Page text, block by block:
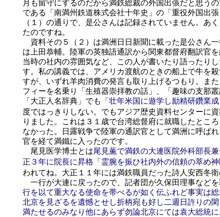
月も留守にするのだから満鉄総裁の外国出張だと思う
である「南満州鉄道株式会社十年史」の「重役外国出
（１）の通りで、是公さんは記録されていません。あ
たのですね。
資料その５（２）は満洲日日新聞に載った是公さん
は上田恭輔。陸軍の英独語通訳から関東都督府翻訳官
当時の社内の雰囲気など、この人が書いたり語ったり
す。私の講義では、アメリカ渡航のときの船上で牛を
すが、いずれ羊肉消費の発言も取り上げるつもり。ま
フィーを名乗り「生殖器崇拝教の話」、「趣味の支那
「大正人名辞典」でも
「壮年米国に遊学し励精研鑽業
度ではっきりしない。でもアジア歴史資料センターに
りました。これは３１歳で台湾総督府に就職したとこ
なかった。日露戦争で陸軍の通訳官として満洲に呼ば
官を経て満鐵に入ったのです。
尾見医学博士とは尾見薫で満鉄の大連医院外科部長
正３年に院長に昇格「霊腕を振ひ社内外の信頼の萃め
われてね。大正１１年には満鉄職員だった詩人安西冬
一行が大連に戻ったので、記者団が久保田理事など
行を以て重大なる使命を帯べるが如く伝ふれど事実は
北京を見ざるを遺憾とせし折柄宛も好し二週日許りの
満たせるのみなり他にあらず勿論北京にては袁大総統